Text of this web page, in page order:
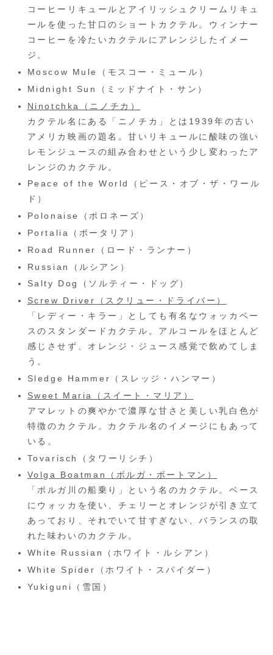
コーヒーリキュールとアイリッシュクリームリキュ
ールを使った甘口のショートカクテル。ウィンナー
コーヒーを冷たいカクテルにアレンジしたイメー
ジ。
Moscow Mule（モスコー・ミュール）
Midnight Sun（ミッドナイト・サン）
Ninotchka
（ニノチカ）
カクテル名にある「ニノチカ」とは1939年の古い
アメリカ映画の題名。甘いリキュールに酸味の強い
レモンジュースの組み合わせという少し変わったア
レンジのカクテル。
Peace of the World（ピース・オブ・ザ・ワール
ド）
Polonaise（ポロネーズ）
Portalia（ポータリア）
Road Runner（ロード・ランナー）
Russian（ルシアン）
Salty Dog（ソルティー・ドッグ）
Screw Driver（スクリュー・ドライバー）
「レディー・キラー」としても有名なウォッカベー
スのスタンダードカクテル。アルコールをほとんど
感じさせず、オレンジ・ジュース感覚で飲めてしま
う。
Sledge Hammer（スレッジ・ハンマー）
Sweet Maria（スイート・マリア）
アマレットの爽やかで濃厚な甘さと美しい乳白色が
特徴のカクテル。カクテル名のイメージにもあって
いる。
Tovarisch（タワーリシチ）
Volga Boatman
（ボルガ・ボートマン）
「ボルガ川の船乗り」という名のカクテル。ベース
にウォッカを使い、チェリーとオレンジが引き立て
あっており、それでいて甘すぎない、バランスの取
れた味わいのカクテル。
White Russian（ホワイト・ルシアン）
White Spider（ホワイト・スパイダー）
Yukiguni（雪国）